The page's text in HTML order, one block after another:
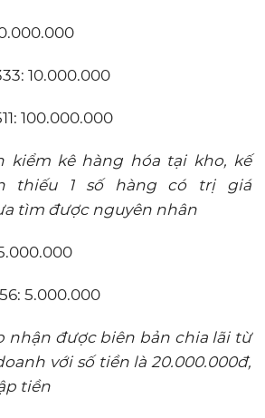
10.000.000
100.000.000
kiểm kê hàng hóa tại kho, kế
thiếu 1 số hàng có trị giá
tìm được nguyên nhân
5.000.000
nhận được biên bản chia lãi từ
với số tiền là 20.000.000đ,
tiền